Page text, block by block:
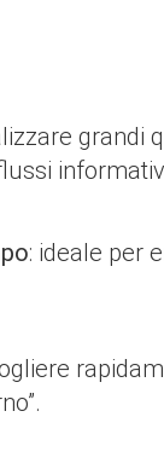
grandi
: ideale per